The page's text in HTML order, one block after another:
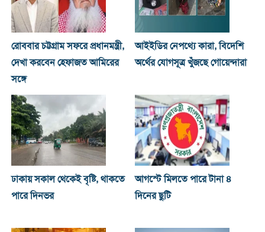
রোববার চট্টগ্রাম সফরে প্রধানমন্ত্রী,
দেখা করবেন হেফাজত আমিরের
সঙ্গে
আইইডির নেপথ্যে কারা, বিদেশি
অর্থের যোগসূত্র খুঁজছে গোয়েন্দারা
ঢাকায় সকাল থেকেই বৃষ্টি, থাকতে
পারে দিনভর
আগস্টে মিলতে পারে টানা ৪
দিনের ছুটি